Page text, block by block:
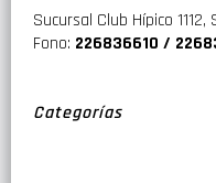
Sucursal Club Hípico
Fono: 226836610 /
Categorías